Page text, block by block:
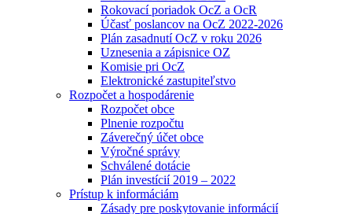
Rokovací poriadok OcZ a OcR
Účasť poslancov na OcZ 2022-2026
Plán zasadnutí OcZ v roku 2026
Uznesenia a zápisnice OZ
Komisie pri OcZ
Elektronické zastupiteľstvo
Rozpočet a hospodárenie
Rozpočet obce
Plnenie rozpočtu
Záverečný účet obce
Výročné správy
Schválené dotácie
Plán investícií 2019 – 2022
Prístup k informáciám
Zásady pre poskytovanie informácií